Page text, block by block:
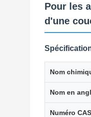
Pour les
d'une
Nom
Nom en
Numéro CAS